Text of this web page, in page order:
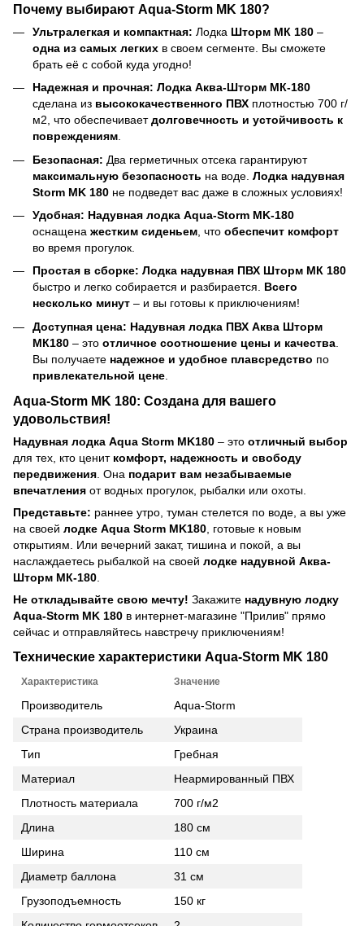
Почему выбирают Aqua-Storm MK 180?
Ультралегкая и компактная: Лодка Шторм МК 180 –
одна из самых легких в своем сегменте. Вы сможете
брать её с собой куда угодно!
Надежная и прочная: Лодка Аква-Шторм МК-180
сделана из высококачественного ПВХ плотностью 700 г/
м2, что обеспечиваетдолговечность и устойчивость к
повреждениям
Безопасная: Два герметичных отсека гарантируют
максимальную безопасность на воде. Лодка надувная
Storm MK 180 не подведет вас даже в сложных условиях!
Удобная: Надувная лодка Aqua-Storm MK-180
оснащена жестким сиденьем , что обеспечит комфорт
во время прогулок.
Простая в сборке: Лодка надувная ПВХ Шторм МК 180
быстро и легко собирается и разбирается. Всего
несколько минут – и вы готовы к приключениям!
Доступная цена: Надувная лодка ПВХ Аква Шторм
МК180 – это отличное соотношение цены и качества
Вы получаете надежное и удобное плавсредство по
привлекательной цене
Aqua-Storm MK 180: Создана для вашего
удовольствия!
Надувная лодка Aqua Storm MK180 – это отличный выбор
для тех, кто ценит комфорт, надежность и свободу
передвижения . Она подарит вам незабываемые
впечатления от водных прогулок, рыбалки или охоты.
Представьте: раннее утро, туман стелется по воде, а вы уже
на своей лодке Aqua Storm MK180 , готовые к новым
открытиям. Или вечерний закат, тишина и покой, а вы
наслаждаетесь рыбалкой на своей лодке надувной Аква-
Шторм МК-180
Не откладывайте свою мечту! Закажите надувную лодку
Aqua-Storm MK 180 в интернет-магазине "Прилив" прямо
сейчас и отправляйтесь навстречу приключениям!
Технические характеристики Aqua-Storm MK 180
Характеристика Значение
Производитель
Aqua-Storm
Страна производитель
Украина
Тип
Гребная
Материал
Неармированный ПВХ
Плотность материала
700 г/м2
Длина
180 см
Ширина
110 см
Диаметр баллона
31 см
Грузоподъемность
150 кг